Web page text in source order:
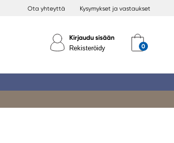
Ota yhteyttä Kysymykset ja vastaukset
Kirjaudu sisään
Rekisteröidy